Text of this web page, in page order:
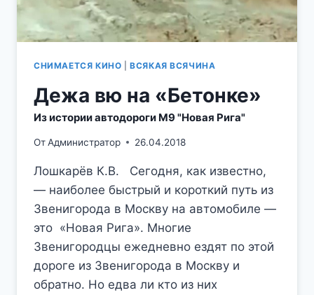
СНИМАЕТСЯ КИНО |ВСЯКАЯ ВСЯЧИНА
Дежа вю на «Бетонке»
Из истории автодороги М9 "Новая Рига"
ОтАдминистратор 26.04.2018
Лошкарёв К.В. Сегодня, как известно,
— наиболее быстрый и короткий путь из
Звенигорода в Москву на автомобиле —
это «Новая Рига». Многие
Звенигородцы ежедневно ездят по этой
дороге из Звенигорода в Москву и
обратно. Но едва ли кто из них